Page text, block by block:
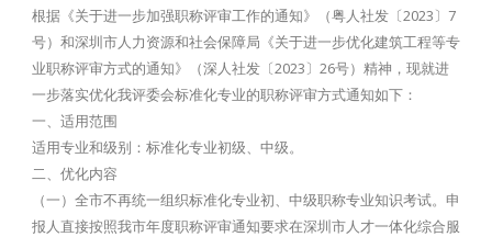
根据《关于进一步加强职称评审工作的通知》（粤人社发〔2023〕7
号）和深圳市人力资源和社会保障局《关于进一步优化建筑工程等专
业职称评审方式的通知》（深人社发〔2023〕26号）精神，现就进
一步落实优化我评委会标准化专业的职称评审方式通知如下：
一、适用范围
适用专业和级别：标准化专业初级、中级。
二、优化内容
（一）全市不再统一组织标准化专业初、中级职称专业知识考试。申
报人直接按照我市年度职称评审通知要求在深圳市人才一体化综合服